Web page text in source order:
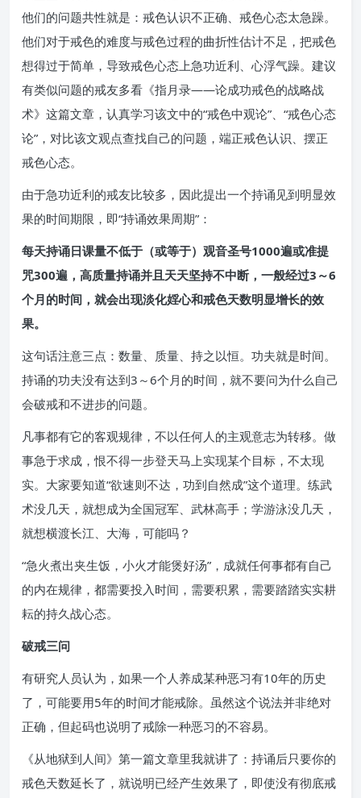
他们的问题共性就是：戒色认识不正确、戒色心态太急躁。
他们对于戒色的难度与戒色过程的曲折性估计不足，把戒色
想得过于简单，导致戒色心态上急功近利、心浮气躁。建议
有类似问题的戒友多看《指月录——论成功戒色的战略战
术》这篇文章，认真学习该文中的“戒色中观论”、“戒色心态
论”，对比该文观点查找自己的问题，端正戒色认识、摆正
戒色心态。
由于急功近利的戒友比较多，因此提出一个持诵见到明显效
果的时间期限，即“持诵效果周期”：
每天持诵日课量不低于（或等于）观音圣号1000遍或准提
咒300遍，高质量持诵并且天天坚持不中断，一般经过3～6
个月的时间，就会出现淡化婬心和戒色天数明显增长的效
果。
这句话注意三点：数量、质量、持之以恒。功夫就是时间。
持诵的功夫没有达到3～6个月的时间，就不要问为什么自己
会破戒和不进步的问题。
凡事都有它的客观规律，不以任何人的主观意志为转移。做
事急于求成，恨不得一步登天马上实现某个目标，不太现
实。大家要知道“欲速则不达，功到自然成”这个道理。练武
术没几天，就想成为全国冠军、武林高手；学游泳没几天，
就想横渡长江、大海，可能吗？
“急火煮出夹生饭，小火才能煲好汤”，成就任何事都有自己
的内在规律，都需要投入时间，需要积累，需要踏踏实实耕
耘的持久战心态。
破戒三问
有研究人员认为，如果一个人养成某种恶习有10年的历史
了，可能要用5年的时间才能戒除。虽然这个说法并非绝对
正确，但起码也说明了戒除一种恶习的不容易。
《从地狱到人间》第一篇文章里我就讲了：持诵后只要你的
戒色天数延长了，就说明已经产生效果了，即使没有彻底戒